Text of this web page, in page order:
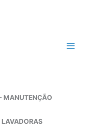
MANUTENÇÃO
LAVADORAS